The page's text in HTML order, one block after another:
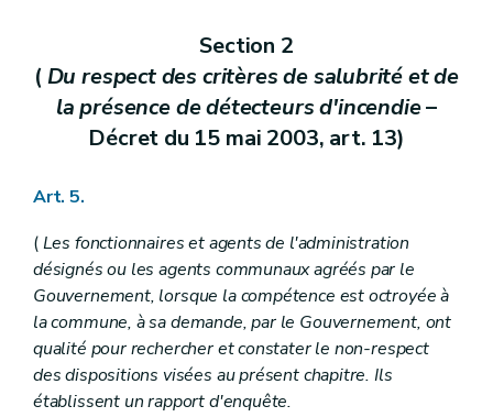
Section 2
(Du respect des critères de salubrité et de
la présence de détecteurs d'incendie–
Décret du 15 mai 2003, art. 13)
Art. 5.
(Les fonctionnaires et agents de l'administration
désignés ou les agents communaux agréés par le
Gouvernement, lorsque la compétence est octroyée à
la commune, à sa demande, par le Gouvernement, ont
qualité pour rechercher et constater le non-respect
des dispositions visées au présent chapitre. Ils
établissent un rapport d'enquête.